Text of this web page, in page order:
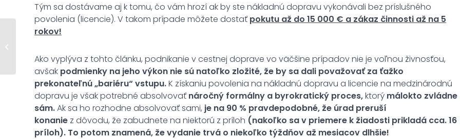
Tým sa dostávame aj k tomu, čo vám hrozí ak by ste nákladnú dopravu vykonávali bez príslušného
povolenia (licencie). V takom prípade môžete dostať pokutu až do 15 000 € a zákaz činnosti až na 5
rokov!
Ako vyplýva z tohto článku, podnikanie v cestnej doprave vo väčšine prípadov nie je voľnou živnosťou,
avšak podmienky na jeho výkon nie sú natoľko zložité, že by sa dali považovať za ťažko
prekonateľnú „bariéru“ vstupu.K získaniu povolenia na nákladnú dopravu a licencie na medzinárodnú
dopravu je však potrebné absolvovať náročný formálny a byrokratický proces,ktorý málokto zvládne
sám.Ak sa ho rozhodne absolvovať sami, je na 90 % pravdepodobné, že úrad preruší
konanie z dôvodu, že zabudnete na niektorú z príloh (nakoľko sa v priemere k žiadosti prikladá cca. 16
príloh). To potom znamená, že vydanie trvá o niekoľko týždňov až mesiacov dlhšie!
Zrušenie sro, prečo sa
poponáhľať?